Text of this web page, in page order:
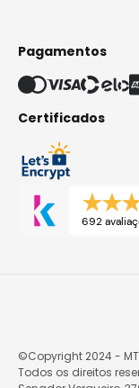
Pagamentos
Certificados
692
©Copyright 2024 -
Todos os direitos